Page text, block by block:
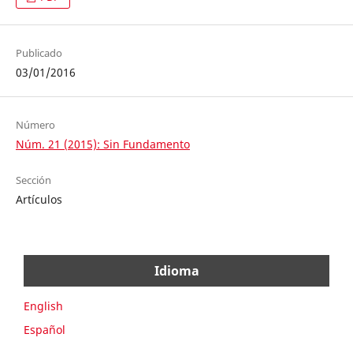
Publicado
03/01/2016
Número
Núm. 21 (2015): Sin Fundamento
Sección
Artículos
Idioma
English
Español